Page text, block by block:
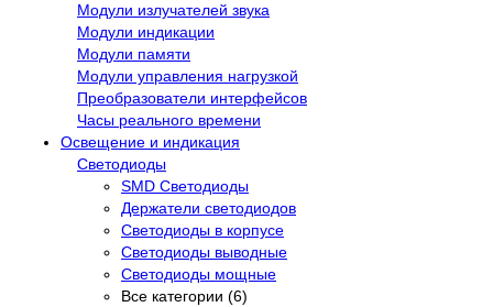
Модули излучателей звука
Модули индикации
Модули памяти
Модули управления нагрузкой
Преобразователи интерфейсов
Часы реального времени
Освещение и индикация
Светодиоды
SMD Светодиоды
Держатели светодиодов
Светодиоды в корпусе
Светодиоды выводные
Светодиоды мощные
Все категории (6)